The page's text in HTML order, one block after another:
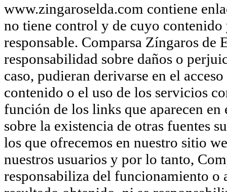
www.zingaroselda.com contiene
no tiene control y de cuyo
responsable. Comparsa Zíngaros de
responsabilidad sobre daños o
caso, pudieran derivarse en el
contenido o el uso de los servicios
función de los links que aparecen
sobre la existencia de otras fuentes
los que ofrecemos en nuestro sitio
nuestros usuarios y por lo tanto,
responsabiliza del funcionamiento o